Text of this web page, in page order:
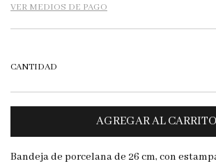
VER MEDIOS DE PAGO
CANTIDAD
Bandeja de porcelana de 26 cm, con